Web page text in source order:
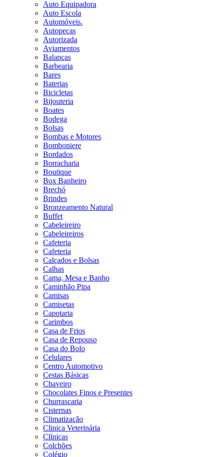
Auto Equipadora
Auto Escola
Automóveis.
Autopeças
Autorizada
Aviamentos
Balanças
Barbearia
Bares
Baterias
Bicicletas
Bijouteria
Boates
Bodega
Bolsas
Bombas e Motores
Bomboniere
Bordados
Borracharia
Boutique
Box Banheiro
Brechó
Brindes
Bronzeamento Natural
Buffet
Cabeleireiro
Cabeleireiros
Cafeteria
Cafeteria
Calçados e Bolsas
Calhas
Cama, Mesa e Banho
Caminhão Pipa
Camisas
Camisetas
Capotaria
Carimbos
Casa de Frios
Casa de Repouso
Casa do Bolo
Celulares
Centro Automotivo
Cestas Básicas
Chaveiro
Chocolates Finos e Presentes
Churrascaria
Cisternas
Climatização
Clinica Veterinária
Clínicas
Colchões
Colégio